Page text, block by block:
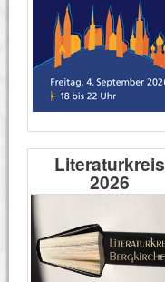
Literaturkreis
2026